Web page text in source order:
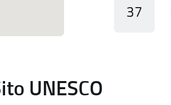
37
UNESCO